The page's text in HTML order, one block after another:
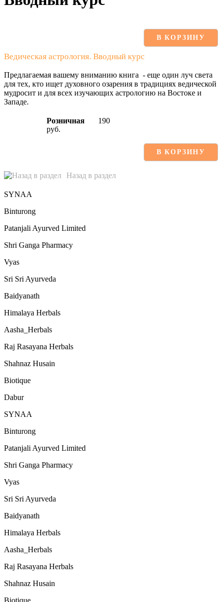
В КОРЗИНУ
Ведическая астрология. Вводный курс
Предлагаемая вашему вниманию книга - еще один луч света
для тех, кто ищет духовного озарения в традициях ведической
мудросит и для всех изучающих астрологию на Востоке и
Западе.
Розничная
190
руб.
В КОРЗИНУ
Назад в раздел
SYNAA
Binturong
Patanjali Ayurved Limited
Shri Ganga Pharmacy
Vyas
Sri Sri Ayurveda
Baidyanath
Himalaya Herbals
Aasha_Herbals
Raj Rasayana Herbals
Shahnaz Husain
Biotique
Dabur
SYNAA
Binturong
Patanjali Ayurved Limited
Shri Ganga Pharmacy
Vyas
Sri Sri Ayurveda
Baidyanath
Himalaya Herbals
Aasha_Herbals
Raj Rasayana Herbals
Shahnaz Husain
Biotique